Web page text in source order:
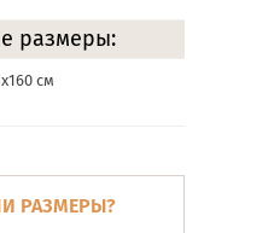
размеры:
см
РАЗМЕРЫ?